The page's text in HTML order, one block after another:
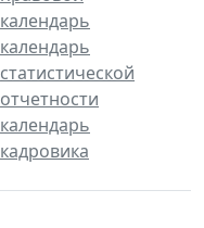
календарь
календарь
статистической
отчетности
календарь
кадровика